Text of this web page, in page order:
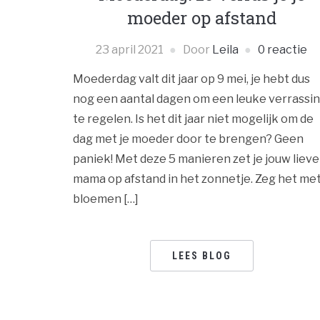
moeder op afstand
23 april 2021 Door Leila 0 reactie
Moederdag valt dit jaar op 9 mei, je hebt dus
nog een aantal dagen om een leuke
te regelen. Is het dit jaar niet mogelijk om de
dag met je moeder door te brengen? Geen
paniek! Met deze 5 manieren zet je jouw lieve
mama op afstand in het zonnetje. Zeg het
bloemen […]
LEES BLOG